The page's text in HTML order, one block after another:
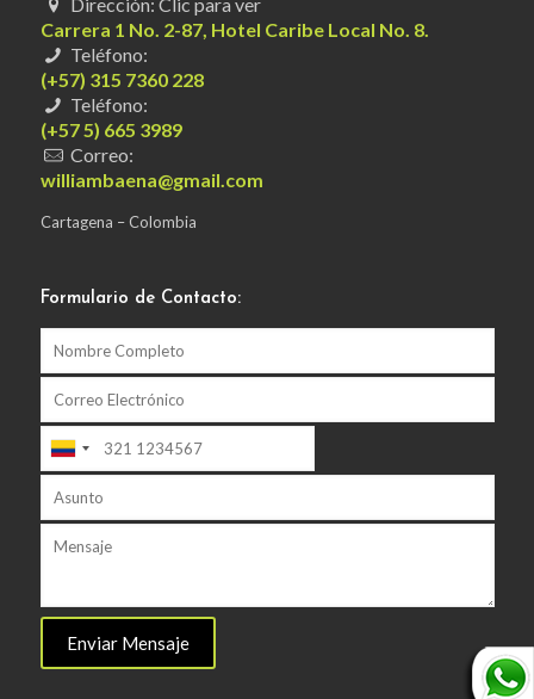
Carrera 1 No. 2-87, Hotel Caribe Local No. 8.
Teléfono:
(+57) 315 7360 228
Teléfono:
(+57 5) 665 3989
Correo:
williambaena@gmail.com
Cartagena – Colombia
Formulario de Contacto: